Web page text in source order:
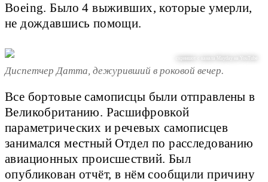
Boeing. Было 4 выживших, которые умерли,
не дождавшись помощи.
скриншот с канала Mayday на YouTube
Диспетчер Датта, дежуривший в роковой вечер.
Все бортовые самописцы были отправлены в
Великобританию. Расшифровкой
параметрических и речевых самописцев
занимался местный Отдел по расследованию
авиационных происшествий. Был
опубликован отчёт, в нём сообщили причину